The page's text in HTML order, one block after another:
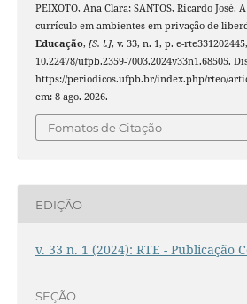
PEIXOTO, Ana Clara; SANTOS, Ricardo
currículo em ambientes em privação de
Educação, [S. l.], v. 33, n. 1, p. e-
10.22478/ufpb.2359-7003.2024v33n1.68505.
https://periodicos.ufpb.br/index.php/rteo/
em: 8 ago. 2026.
Fomatos de Citação
EDIÇÃO
v. 33 n. 1 (2024): RTE - Publicação
SEÇÃO